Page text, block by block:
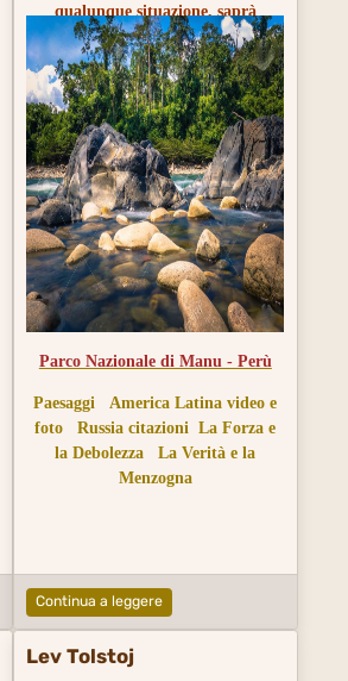
qualunque situazione, saprà
sempre cosa dire e cosa fare. Potrà
cadere, ma non proverà vergogna
di se stesso o della sua causa.
Une personne n'est forte que
lorsqu'elle s'appuie sur la vérité,
quand elle parle et agit à partir de
ses convictions les plus profondes.
Ensuite, quelle que soit la situation,
elle saura toujours quoi dire et
quoi faire. Elle pourra tomber,
mais elle n'aura jamais honte
d'elle-même ni de sa cause.
Parco Nazionale di Manu - Perù
Paesaggi
America Latina video e
foto
Russia citazioni
La Forza e
la Debolezza
La Verità e la
Menzogna
Continua a leggere
Lev Tolstoj